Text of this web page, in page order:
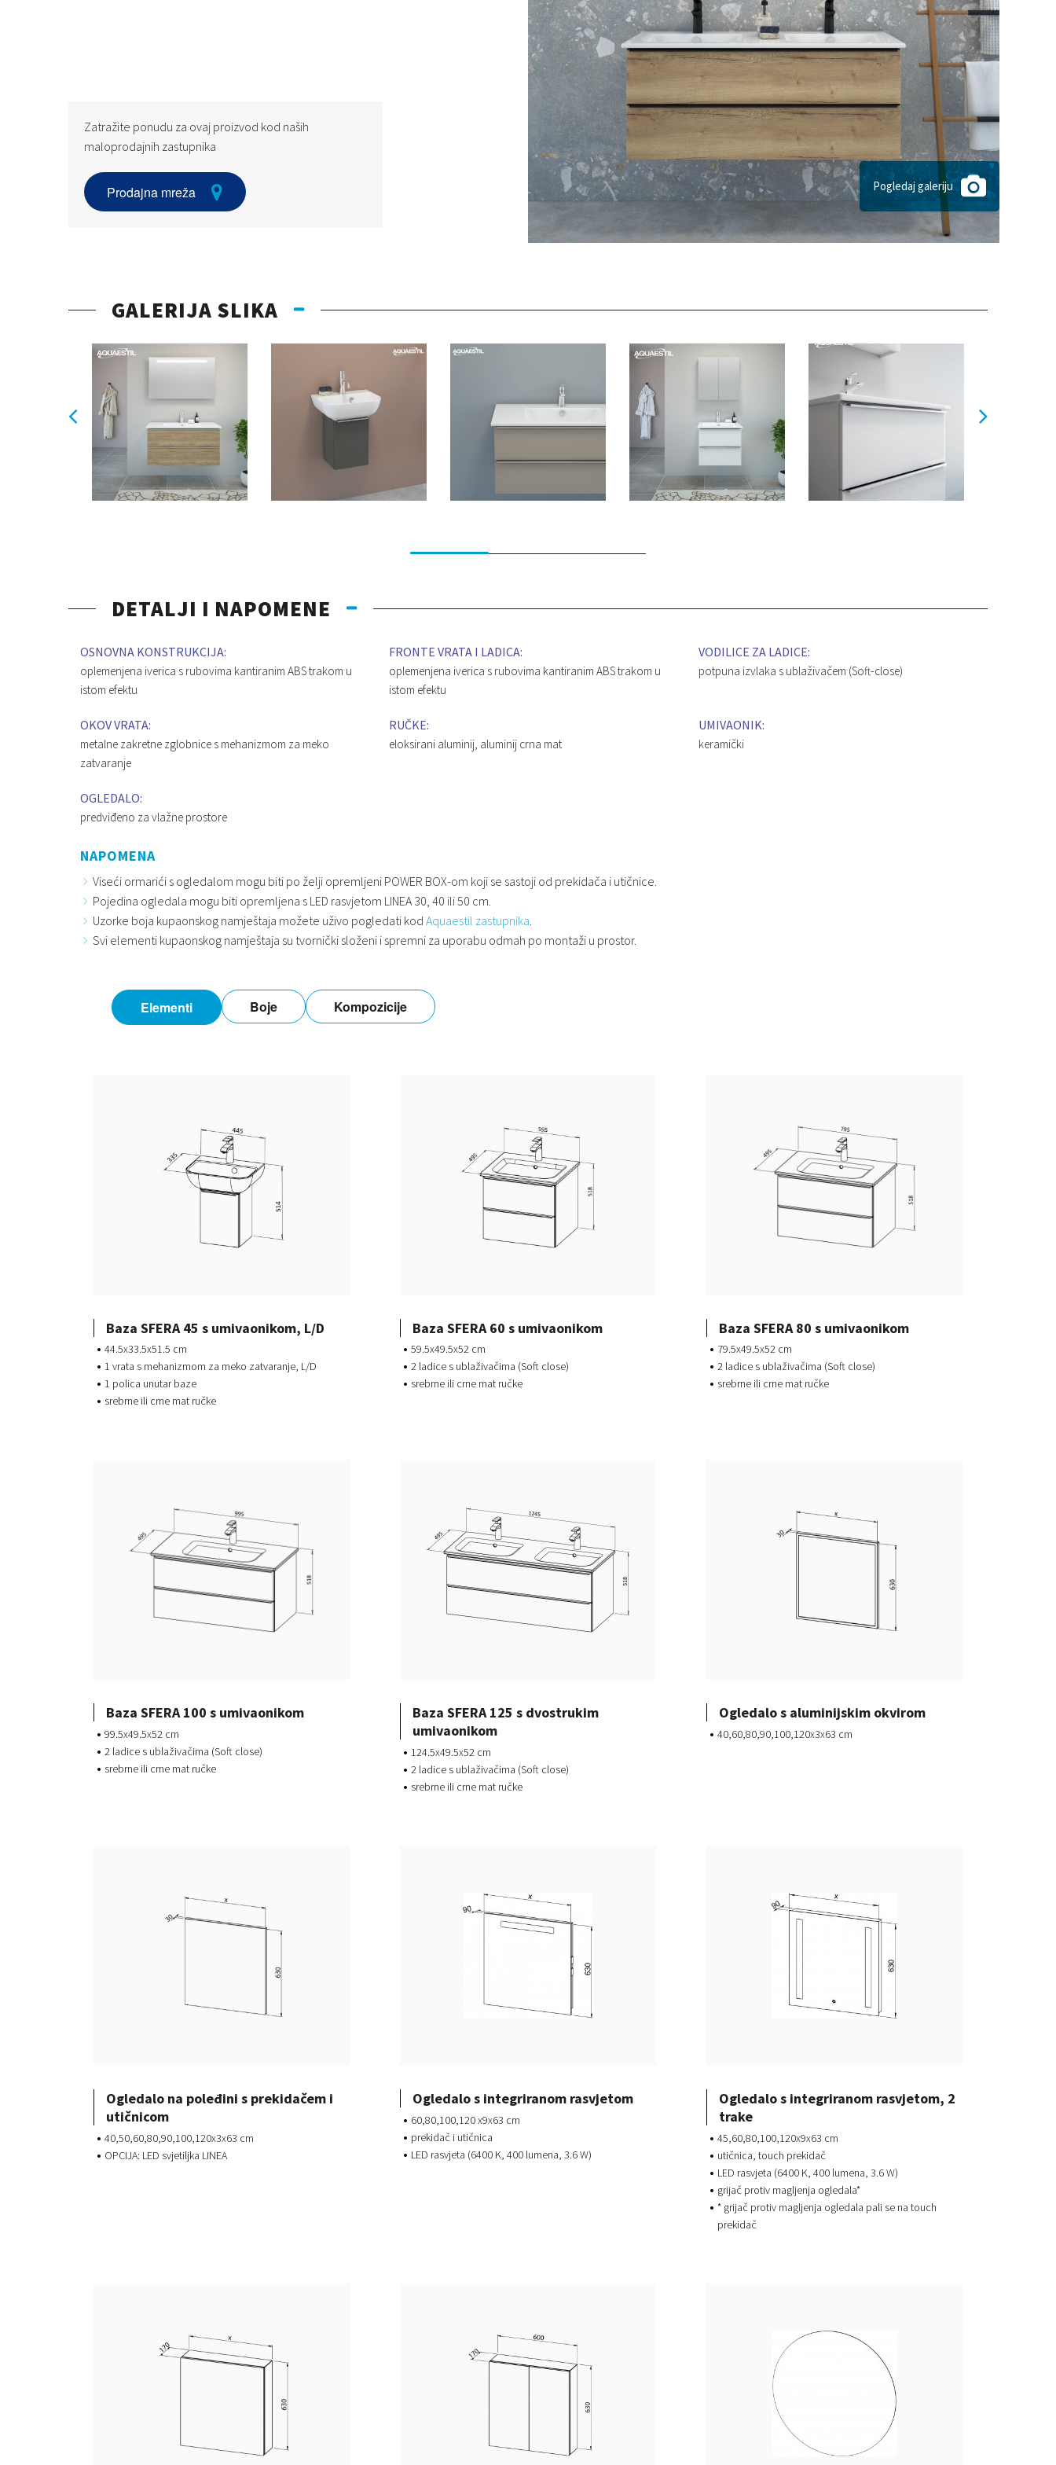
Zatražite ponudu za ovaj proizvod kod naših
maloprodajnih zastupnika
Prodajna mreža Pogledaj galeriju
GALERIJA SLIKA
DETALJI I NAPOMENE
OSNOVNA KONSTRUKCIJA:
oplemenjena iverica s rubovima kantiranim ABS trakom u
istom efektu
FRONTE VRATA I LADICA:
oplemenjena iverica s rubovima kantiranim ABS trakom u
istom efektu
VODILICE ZA LADICE:
potpuna izvlaka s ublaživačem (Soft-close)
OKOV VRATA:
metalne zakretne zglobnice s mehanizmom za meko
zatvaranje
RUČKE:
eloksirani aluminij, aluminij crna mat
UMIVAONIK:
keramički
OGLEDALO:
predviđeno za vlažne prostore
NAPOMENA
Viseći ormarići s ogledalom mogu biti po želji opremljeni POWER BOX-om koji se sastoji od prekidača i utičnice.
Pojedina ogledala mogu biti opremljena s LED rasvjetom LINEA 30, 40 ili 50 cm.
Uzorke boja kupaonskog namještaja možete uživo pogledati kod Aquaestil zastupnika
Svi elementi kupaonskog namještaja su tvornički složeni i spremni za uporabu odmah po montaži u prostor.
Elementi Boje Kompozicije
Baza SFERA 45 s umivaonikom, L/D
44.5x33.5x51.5 cm
1 vrata s mehanizmom za meko zatvaranje, L/D
1 polica unutar baze
srebrne ili crne mat ručke
Baza SFERA 60 s umivaonikom
59.5x49.5x52 cm
2 ladice s ublaživačima (Soft close)
srebrne ili crne mat ručke
Baza SFERA 80 s umivaonikom
79.5x49.5x52 cm
2 ladice s ublaživačima (Soft close)
srebrne ili crne mat ručke
Baza SFERA 100 s umivaonikom
99.5x49.5x52 cm
2 ladice s ublaživačima (Soft close)
srebrne ili crne mat ručke
Baza SFERA 125 s dvostrukim
umivaonikom
124.5x49.5x52 cm
2 ladice s ublaživačima (Soft close)
srebrne ili crne mat ručke
Ogledalo s aluminijskim okvirom
40,60,80,90,100,120x3x63 cm
Ogledalo na poleđini s prekidačem i
utičnicom
40,50,60,80,90,100,120x3x63 cm
OPCIJA: LED svjetiljka LINEA
Ogledalo s integriranom rasvjetom
60,80,100,120 x9x63 cm
prekidač i utičnica
LED rasvjeta (6400 K, 400 lumena, 3.6 W)
Ogledalo s integriranom rasvjetom, 2
trake
45,60,80,100,120x9x63 cm
utičnica, touch prekidač
LED rasvjeta (6400 K, 400 lumena, 3.6 W)
grijač protiv magljenja ogledala*
* grijač protiv magljenja ogledala pali se na touch
prekidač